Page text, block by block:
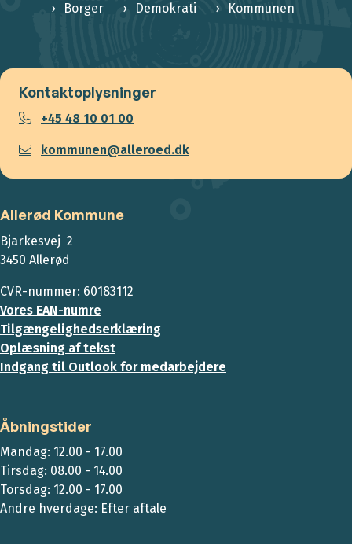
Borger Demokrati Kommunen
Kontaktoplysninger
+45 48 10 01 00
kommunen@alleroed.dk
Allerød Kommune
Bjarkesvej 2
3450 Allerød
CVR-nummer: 60183112
Vores EAN-numre
Tilgængelighedserklæring
Oplæsning af tekst
Indgang til Outlook for medarbejdere
Åbningstider
Mandag: 12.00 - 17.00
Tirsdag: 08.00 - 14.00
Torsdag: 12.00 - 17.00
Andre hverdage: Efter aftale